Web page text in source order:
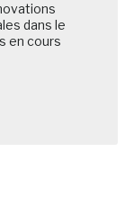
dans le
en cours